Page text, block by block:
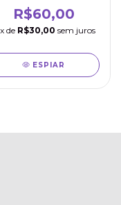
R$60,00
x de R$30,00 sem juros
ESPIAR